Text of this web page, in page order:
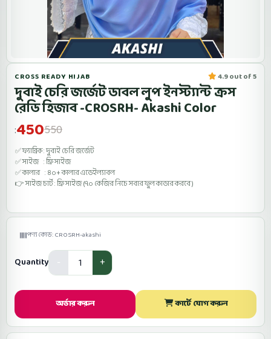
CROSS READY HIJAB 4.9 out of 5
দুবাই চেরি জর্জেট ডাবল লুপ ইনস্ট্যান্ট ক্রস
রেডি হিজাব -CROSRH- Akashi Color
:450550
✅ ফ্যাব্রিক : দুবাই চেরি জর্জেট
✅ সাইজ : ফ্রি সাইজ
✅ কালার : ৪০+ কালার এভেইল্যাবল
👉 সাইজ চার্ট : ফ্রি সাইজ (৭০ কেজির নিচে সবার ফুল কাভার করবে )
পণ্য কোড: CROSRH-akashi
Quantity
অর্ডার করুন কার্টে যোগ করুন